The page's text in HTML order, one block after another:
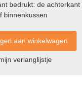
bedrukt: de achterkant
binnenkussen
verlanglijstje